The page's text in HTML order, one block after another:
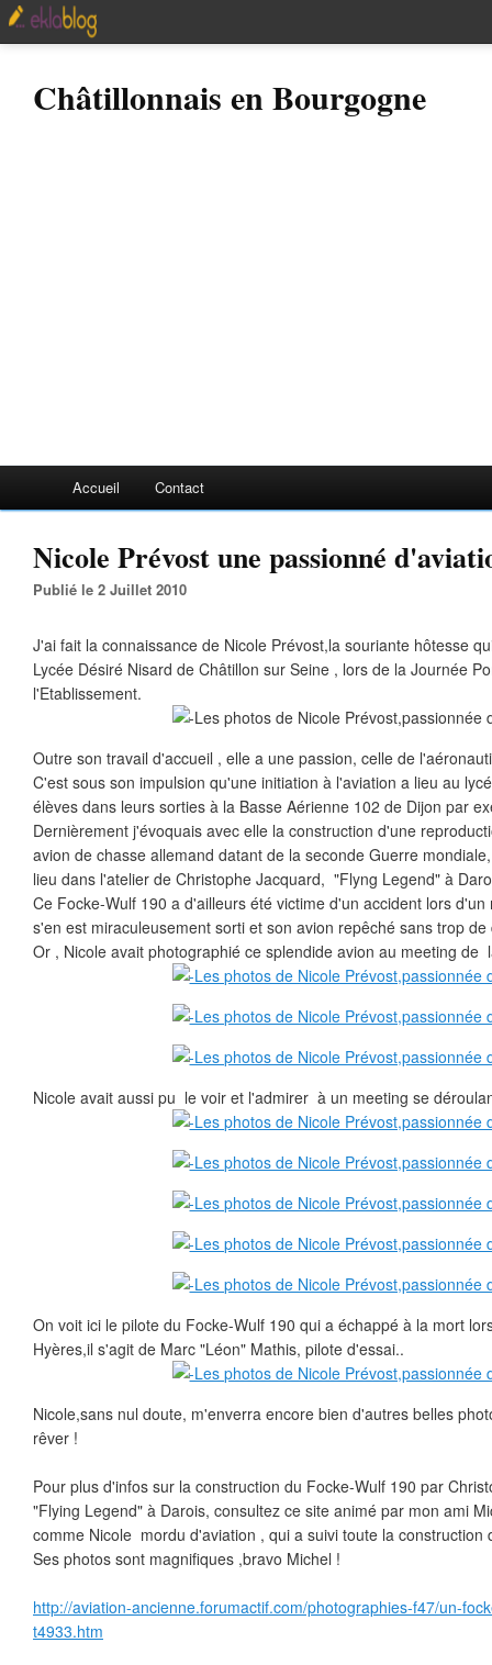
Châtillonnais en Bourgogne
Accueil Contact
Nicole Prévost une passionné
Publié le 2 Juillet 2010
J'ai fait la connaissance de Nicole Prévost,la souriante hôtesse
Lycée Désiré Nisard de Châtillon sur Seine , lors de la Journée
l'Etablissement.
Outre son travail d'accueil , elle a une passion, celle de
C'est sous son impulsion qu'une initiation à l'aviation a lieu au
élèves dans leurs sorties à la Basse Aérienne 102 de Dijon par
Dernièrement j'évoquais avec elle la construction d'une
avion de chasse allemand datant de la seconde Guerre
lieu dans l'atelier de Christophe Jacquard, "Flyng Legend" à
Ce Focke-Wulf 190 a d'ailleurs été victime d'un accident lors
s'en est miraculeusement sorti et son avion repêché sans trop de
Or , Nicole avait photographié ce splendide avion au meeting de
Nicole avait aussi pu le voir et l'admirer à un meeting se
On voit ici le pilote du Focke-Wulf 190 qui a échappé à la mort
Hyères,il s'agit de Marc "Léon" Mathis, pilote d'essai..
Nicole,sans nul doute, m'enverra encore bien d'autres belles
rêver !
Pour plus d'infos sur la construction du Focke-Wulf 190 par
"Flying Legend" à Darois, consultez ce site animé par mon ami
comme Nicole mordu d'aviation , qui a suivi toute la construction
Ses photos sont magnifiques ,bravo Michel !
http://aviation-ancienne.forumactif.com/photographies-f47/un-
t4933.htm